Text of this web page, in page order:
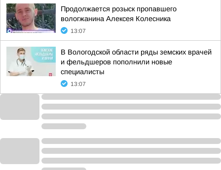
Продолжается розыск пропавшего
вологжанина Алексея Колесника
13:07
В Вологодской области ряды земских врачей
и фельдшеров пополнили новые
специалисты
13:07